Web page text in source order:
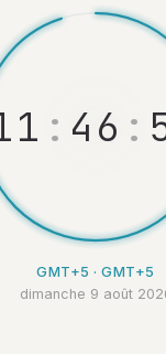
1 : 46 :
GMT+5 · GMT+5
dimanche 9 août